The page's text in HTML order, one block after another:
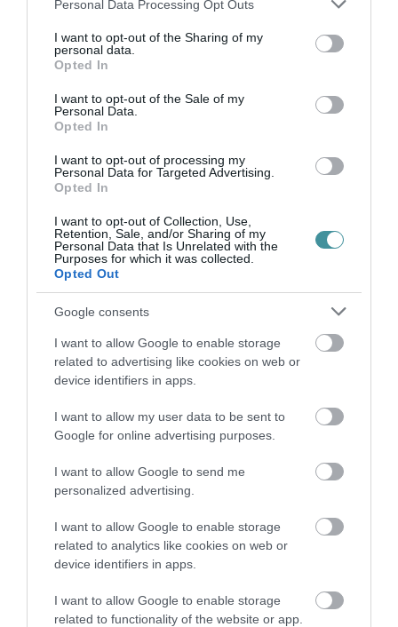
not limited to your visit or usage behaviour. You may click to
grant or deny consent to Google and its third-party tags to
use your data for below specified purposes in below Google
consent section.
Personal Data Processing Opt Outs
I want to opt-out of the Sharing of my
personal data.
Opted In
I want to opt-out of the Sale of my
Personal Data.
Opted In
I want to opt-out of processing my
Personal Data for Targeted Advertising.
Opted In
I want to opt-out of Collection, Use,
Retention, Sale, and/or Sharing of my
Personal Data that Is Unrelated with the
Purposes for which it was collected.
Opted Out
Google consents
I want to allow Google to enable storage
related to advertising like cookies on web or
device identifiers in apps.
I want to allow my user data to be sent to
Google for online advertising purposes.
I want to allow Google to send me
personalized advertising.
I want to allow Google to enable storage
related to analytics like cookies on web or
device identifiers in apps.
I want to allow Google to enable storage
related to functionality of the website or app.
Ne maradjon le a legfrissebb hírekről, kövessen
bennünket az EGRI ÜGYEK Google Hírek oldalán!
VISSZA A FŐOLDALRA
Legfrissebb híreink
AZ ENDODONCIÁBAN
NÉLKÜLÖZHETETLEN ESZKÖZÖK
2026. augusztus 09
ITTASAN RANDALÍROZOTT EGER
2026. augusztus 09|Riasztó